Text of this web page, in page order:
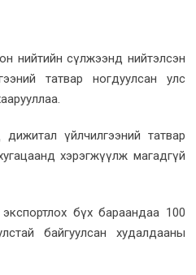
нийтийн сүлжээнд нийтэлсэн
татвар ногдуулсан улс
үйлчилгээний татвар
хэрэгжүүлж магадгүй
бүх бараандаа 100
байгуулсан худалдааны